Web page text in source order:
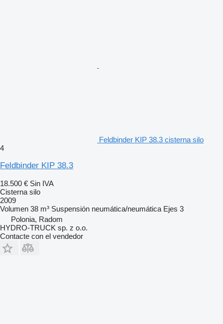
Feldbinder KIP 38.3 cisterna silo
4
Feldbinder KIP 38.3
18.500 € Sin IVA
Cisterna silo
2009
Volumen 38 m³ Suspensión neumática/neumática Ejes 3
Polonia, Radom
HYDRO-TRUCK sp. z o.o.
Contacte con el vendedor